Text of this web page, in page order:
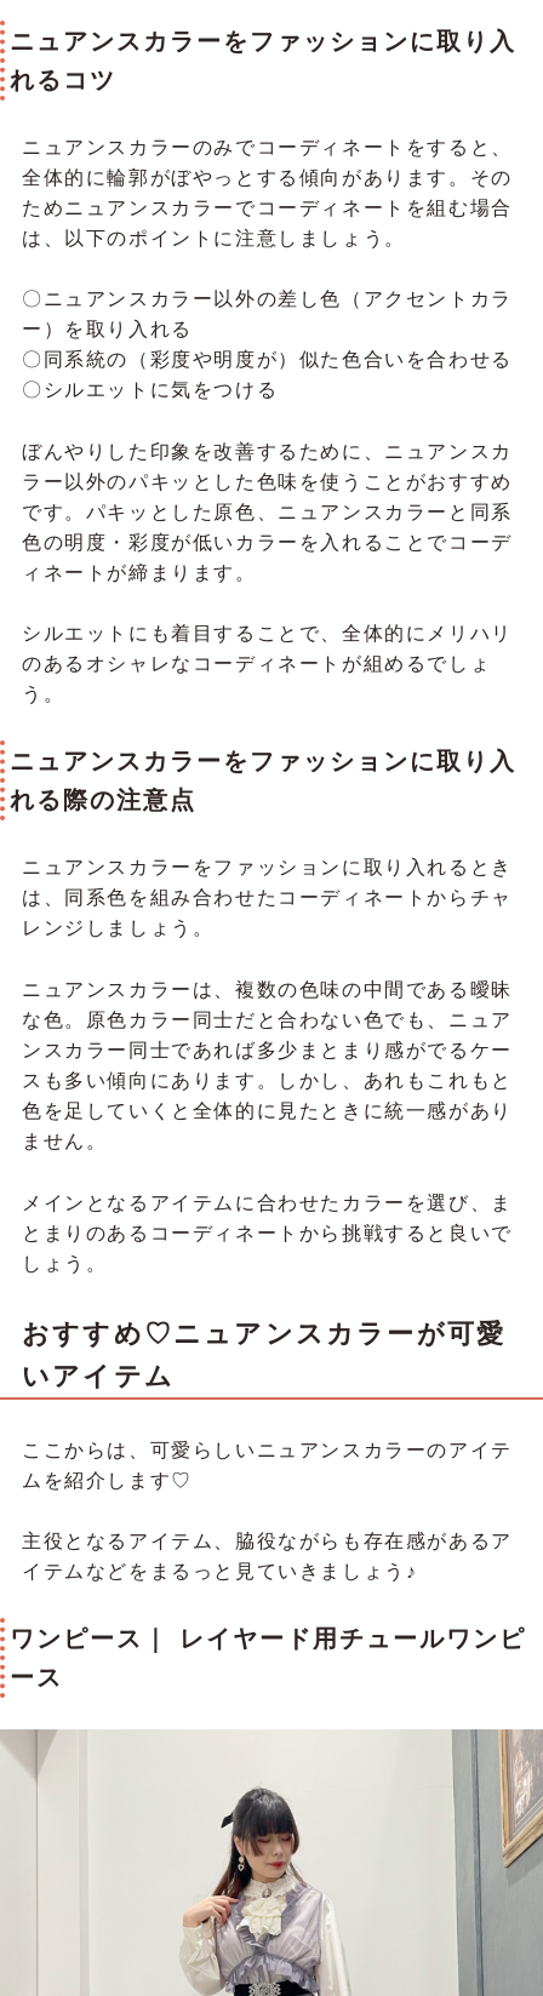
ニュアンスカラーをファッションに取り入
れるコツ
ニュアンスカラーのみでコーディネートをすると、
全体的に輪郭がぼやっとする傾向があります。その
ためニュアンスカラーでコーディネートを組む場合
は、以下のポイントに注意しましょう。
〇ニュアンスカラー以外の差し色（アクセントカラ
ー）を取り入れる
〇同系統の（彩度や明度が）似た色合いを合わせる
〇シルエットに気をつける
ぼんやりした印象を改善するために、ニュアンスカ
ラー以外のパキッとした色味を使うことがおすすめ
です。パキッとした原色、ニュアンスカラーと同系
色の明度・彩度が低いカラーを入れることでコーデ
ィネートが締まります。
シルエットにも着目することで、全体的にメリハリ
のあるオシャレなコーディネートが組めるでしょ
う。
ニュアンスカラーをファッションに取り入
れる際の注意点
ニュアンスカラーをファッションに取り入れるとき
は、同系色を組み合わせたコーディネートからチャ
レンジしましょう。
ニュアンスカラーは、複数の色味の中間である曖昧
な色。原色カラー同士だと合わない色でも、ニュア
ンスカラー同士であれば多少まとまり感がでるケー
スも多い傾向にあります。しかし、あれもこれもと
色を足していくと全体的に見たときに統一感があり
ません。
メインとなるアイテムに合わせたカラーを選び、ま
とまりのあるコーディネートから挑戦すると良いで
しょう。
おすすめ♡ニュアンスカラーが可愛
いアイテム
ここからは、可愛らしいニュアンスカラーのアイテ
ムを紹介します♡
主役となるアイテム、脇役ながらも存在感があるア
イテムなどをまるっと見ていきましょう♪
ワンピース｜ レイヤード用チュールワンピ
ース